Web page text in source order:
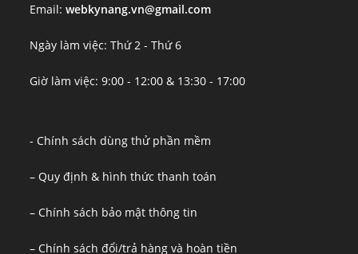
Email:webkynang.vn@gmail.com
Ngày làm việc: Thứ 2 - Thứ 6
Giờ làm việc: 9:00 - 12:00 & 13:30 - 17:00
- Chính sách dùng thử phần mềm
– Quy định & hình thức thanh toán
– Chính sách bảo mật thông tin
– Chính sách đổi/trả hàng và hoàn tiền